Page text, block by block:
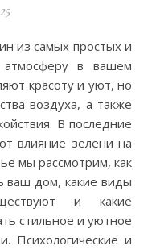
атмосферу в вашем
красоту и уют, но
воздуха, а также
В последние
влияние зелени на
мы рассмотрим, как
ваш дом, какие виды
и какие
стильное и уютное
Психологические и